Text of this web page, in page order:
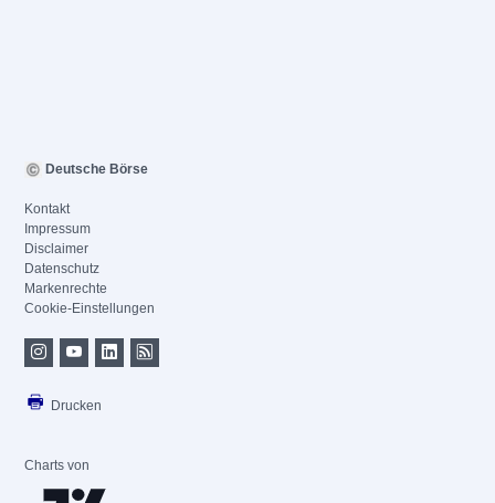
Deutsche Börse
Kontakt
Impressum
Disclaimer
Datenschutz
Markenrechte
Cookie-Einstellungen
Drucken
Charts von